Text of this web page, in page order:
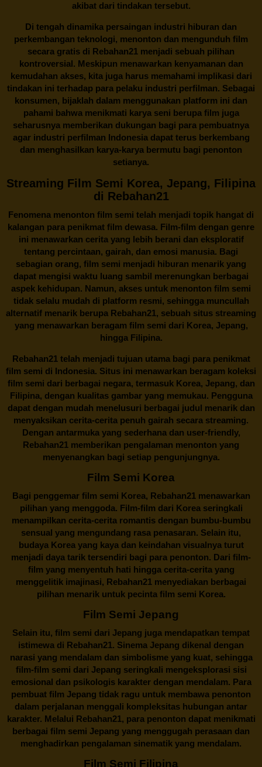
akibat dari tindakan tersebut.
Di tengah dinamika persaingan industri hiburan dan
perkembangan teknologi, menonton dan mengunduh film
secara gratis di Rebahan21 menjadi sebuah pilihan
kontroversial. Meskipun menawarkan kenyamanan dan
kemudahan akses, kita juga harus memahami implikasi dari
tindakan ini terhadap para pelaku industri perfilman. Sebagai
konsumen, bijaklah dalam menggunakan platform ini dan
pahami bahwa menikmati karya seni berupa film juga
seharusnya memberikan dukungan bagi para pembuatnya
agar industri perfilman Indonesia dapat terus berkembang
dan menghasilkan karya-karya bermutu bagi penonton
setianya.
Streaming Film Semi Korea, Jepang, Filipina
di Rebahan21
Fenomena menonton film semi telah menjadi topik hangat di
kalangan para penikmat film dewasa. Film-film dengan genre
ini menawarkan cerita yang lebih berani dan eksploratif
tentang percintaan, gairah, dan emosi manusia. Bagi
sebagian orang, film semi menjadi hiburan menarik yang
dapat mengisi waktu luang sambil merenungkan berbagai
aspek kehidupan. Namun, akses untuk menonton film semi
tidak selalu mudah di platform resmi, sehingga muncullah
alternatif menarik berupa Rebahan21, sebuah situs streaming
yang menawarkan beragam film semi dari Korea, Jepang,
hingga Filipina.
Rebahan21telah menjadi tujuan utama bagi para penikmat
film semi di Indonesia. Situs ini menawarkan beragam koleksi
film semi dari berbagai negara, termasuk Korea, Jepang, dan
Filipina, dengan kualitas gambar yang memukau. Pengguna
dapat dengan mudah menelusuri berbagai judul menarik dan
menyaksikan cerita-cerita penuh gairah secara streaming.
Dengan antarmuka yang sederhana dan user-friendly,
Rebahan21 memberikan pengalaman menonton yang
menyenangkan bagi setiap pengunjungnya.
Film Semi Korea
Bagi penggemar film semi Korea, Rebahan21menawarkan
pilihan yang menggoda. Film-film dari Korea seringkali
menampilkan cerita-cerita romantis dengan bumbu-bumbu
sensual yang mengundang rasa penasaran. Selain itu,
budaya Korea yang kaya dan keindahan visualnya turut
menjadi daya tarik tersendiri bagi para penonton. Dari film-
film yang menyentuh hati hingga cerita-cerita yang
menggelitik imajinasi, Rebahan21 menyediakan berbagai
pilihan menarik untuk pecinta film semi Korea.
Film Semi Jepang
Selain itu, film semi dari Jepang juga mendapatkan tempat
istimewa di Rebahan21. Sinema Jepang dikenal dengan
narasi yang mendalam dan simbolisme yang kuat, sehingga
film-film semi dari Jepang seringkali mengeksplorasi sisi
emosional dan psikologis karakter dengan mendalam. Para
pembuat film Jepang tidak ragu untuk membawa penonton
dalam perjalanan menggali kompleksitas hubungan antar
karakter. Melalui Rebahan21, para penonton dapat menikmati
berbagai film semi Jepang yang menggugah perasaan dan
menghadirkan pengalaman sinematik yang mendalam.
Film Semi Filipina